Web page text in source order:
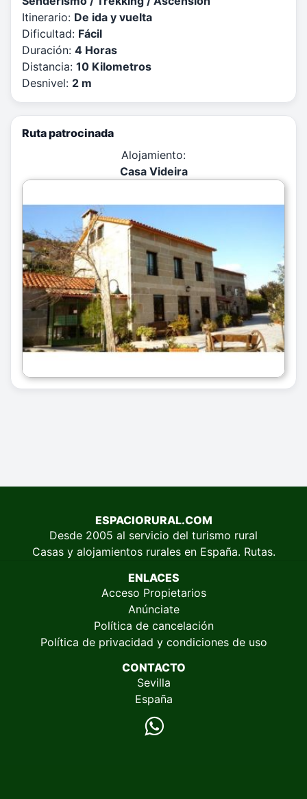
Itinerario: De ida y vuelta
Dificultad: Fácil
Duración: 4 Horas
Distancia: 10 Kilometros
Desnivel: 2 m
Ruta patrocinada
Alojamiento:
Casa Videira
ESPACIORURAL.COM
Desde 2005 al servicio del turismo rural
Casas y alojamientos rurales en España. Rutas.
ENLACES
Acceso Propietarios
Anúnciate
Política de cancelación
Política de privacidad y condiciones de uso
CONTACTO
Sevilla
España